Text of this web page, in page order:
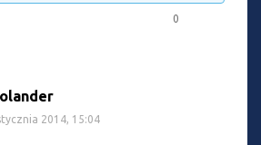
0
2014, 15:04